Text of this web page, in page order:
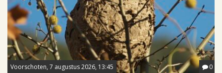
Voorschoten, 7 augustus 2026, 13:45 0